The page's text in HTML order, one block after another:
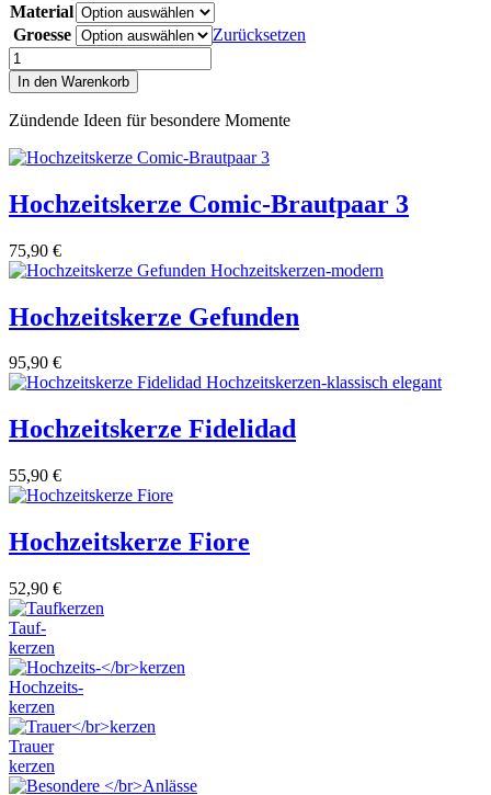
Material
Groesse
Zurücksetzen
Hochzeitskerze
Hexagon
Dolden
Menge
In den Warenkorb
Zündende Ideen für besondere Momente
Hochzeitskerze Comic-Brautpaar 3
75,90 €
Hochzeitskerze Gefunden
95,90 €
Hochzeitskerze Fidelidad
55,90 €
Hochzeitskerze Fiore
52,90 €
Tauf-
kerzen
Hochzeits-
kerzen
Trauer
kerzen